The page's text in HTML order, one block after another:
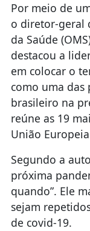
Por meio de
o diretor-geral
da Saúde
destacou a
em colocar o
como uma
brasileiro na
reúne as 19
União
Segundo a
próxima
quando”. Ele
sejam
de covid-19.